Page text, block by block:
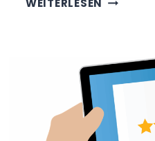
WEITERLESEN